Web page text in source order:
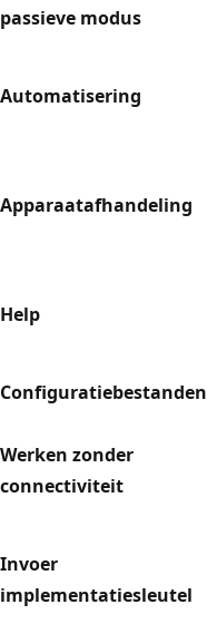
passieve modus
Automatisering
Apparaatafhandeling
Help
Configuratiebestanden
Werken zonder
connectiviteit
Invoer
implementatiesleutel